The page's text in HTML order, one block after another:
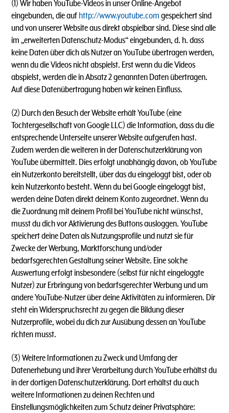
(1) Wir haben YouTube-Videos in unser Online-Angebot
eingebunden, die auf http://www.youtube.com gespeichert sind
und von unserer Website aus direkt abspielbar sind. Diese sind alle
im „erweiterten Datenschutz-Modus“ eingebunden, d. h. dass
keine Daten über dich als Nutzer an YouTube übertragen werden,
wenn du die Videos nicht abspielst. Erst wenn du die Videos
abspielst, werden die in Absatz 2 genannten Daten übertragen.
Auf diese Datenübertragung haben wir keinen Einfluss.
(2) Durch den Besuch der Website erhält YouTube (eine
Tochtergesellschaft von Google LLC) die Information, dass du die
entsprechende Unterseite unserer Website aufgerufen hast.
Zudem werden die weiteren in der Datenschutzerklärung von
YouTube übermittelt. Dies erfolgt unabhängig davon, ob YouTube
ein Nutzerkonto bereitstellt, über das du eingeloggt bist, oder ob
kein Nutzerkonto besteht. Wenn du bei Google eingeloggt bist,
werden deine Daten direkt deinem Konto zugeordnet. Wenn du
die Zuordnung mit deinem Profil bei YouTube nicht wünschst,
musst du dich vor Aktivierung des Buttons ausloggen. YouTube
speichert deine Daten als Nutzungsprofile und nutzt sie für
Zwecke der Werbung, Marktforschung und/oder
bedarfsgerechten Gestaltung seiner Website. Eine solche
Auswertung erfolgt insbesondere (selbst für nicht eingeloggte
Nutzer) zur Erbringung von bedarfsgerechter Werbung und um
andere YouTube-Nutzer über deine Aktivitäten zu informieren. Dir
steht ein Widerspruchsrecht zu gegen die Bildung dieser
Nutzerprofile, wobei du dich zur Ausübung dessen an YouTube
richten musst.
(3) Weitere Informationen zu Zweck und Umfang der
Datenerhebung und ihrer Verarbeitung durch YouTube erhältst du
in der dortigen Datenschutzerklärung. Dort erhältst du auch
weitere Informationen zu deinen Rechten und
Einstellungsmöglichkeiten zum Schutz deiner Privatsphäre: